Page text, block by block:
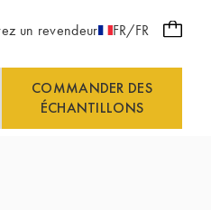
un revendeur FR/FR
COMMANDER DES
ÉCHANTILLONS